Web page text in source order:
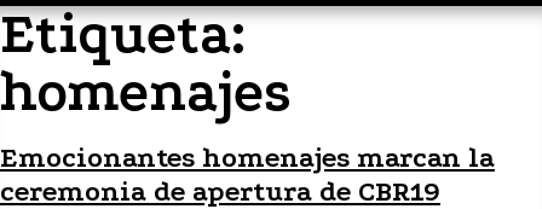
Etiqueta:
homenajes
Emocionantes homenajes marcan la
ceremonia de apertura de CBR19